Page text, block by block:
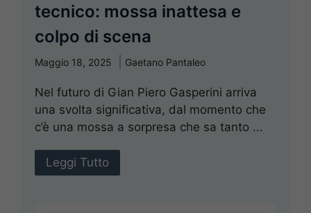
tecnico: mossa inattesa e
colpo di scena
Maggio 18, 2025 Gaetano Pantaleo
Nel futuro di Gian Piero Gasperini arriva
una svolta significativa, dal momento che
c’è una mossa a sorpresa che sa tanto ...
Leggi Tutto